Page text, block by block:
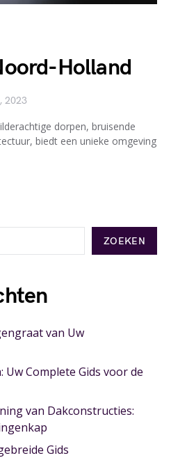
Holland
2023
dorpen, bruisende
biedt een unieke omgeving
ZOEKEN
van Uw
Uw Complete Gids voor de
van Dakconstructies:
Gids